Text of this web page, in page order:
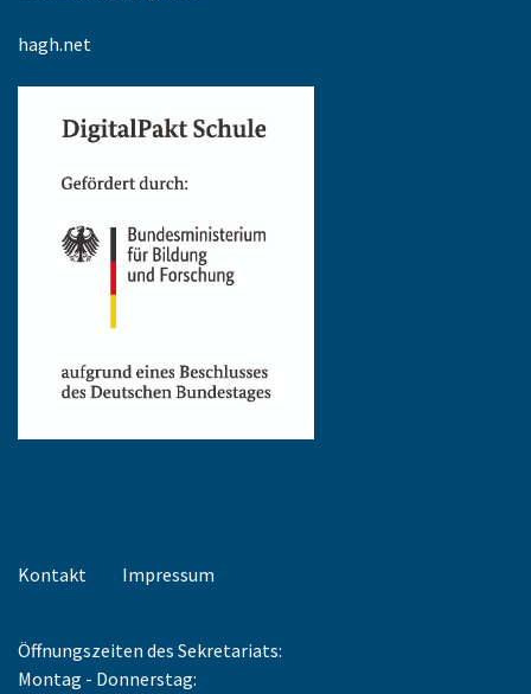
hagh.net
Kontakt Impressum
Öffnungszeiten des Sekretariats:
Montag - Donnerstag: